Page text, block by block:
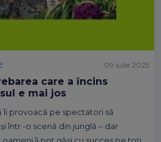
care a încins
e mai jos
provoacă pe spectatori să
într -o scenă din junglă – dar
oameni îi pot găsi cu succes pe toți.
09 iulie 2025